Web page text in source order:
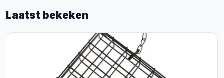
Laatst bekeken